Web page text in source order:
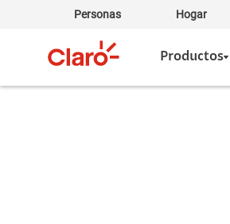
Personas Hogar
Productos